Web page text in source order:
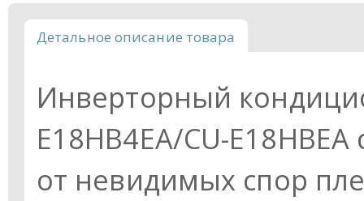
Детальное описание товара
Инверторный
E18HB4EA/CU-
от невидимых спор